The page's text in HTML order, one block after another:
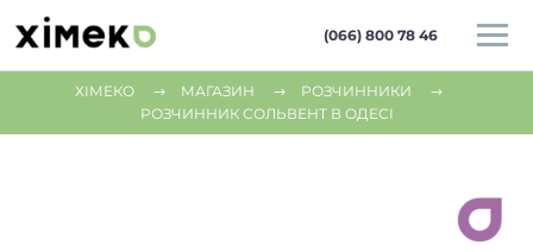
(066) 800 78 46
ХІМЕКО МАГАЗИН
РОЗЧИННИКИ
РОЗЧИННИК СОЛЬВЕНТ В ОДЕСІ